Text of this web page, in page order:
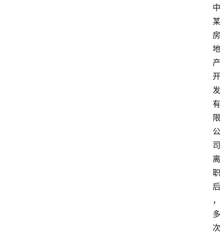
中
某
房
地
产
开
发
有
限
公
司
离
职
后
，
多
次